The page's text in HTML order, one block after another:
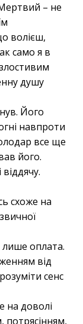
– не
волієш,
само я в
душу
Його
навпроти
все ще
його.
схоже на
лише оплата.
від
сенс
на доволі
потрясінням,